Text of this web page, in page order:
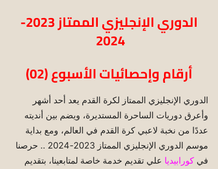
الدوري الإنجليزي الممتاز 2023-
2024
أرقام وإحصائيات الأسبوع (02)
الدوري الإنجليزي الممتاز لكرة القدم يعد أحد أشهر
وأعرق دوريات الساحرة المستديرة، ويضم بين أنديته
عددًا من نخبة لاعبي كرة القدم في العالم، ومع بداية
موسم الدوري الإنجليزي الممتاز 2023-2024 .. حرصنا
في كورابيديا علي تقديم خدمة خاصة لمتابعينا، بتقديم